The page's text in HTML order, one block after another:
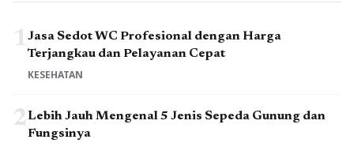
1Jasa Sedot WC Profesional dengan Harga
Terjangkau dan Pelayanan Cepat
KESEHATAN
2Lebih Jauh Mengenal 5 Jenis Sepeda Gunung dan
Fungsinya